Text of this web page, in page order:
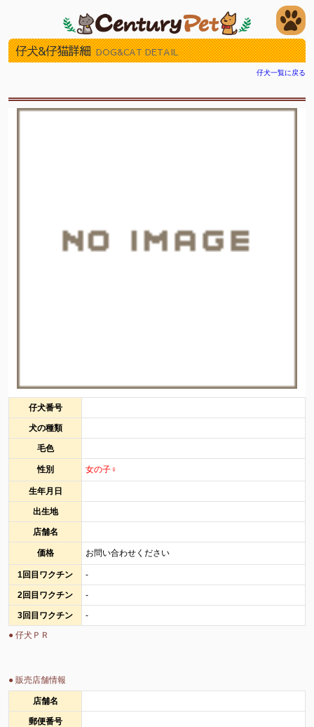
仔犬&仔猫詳細 DOG&CAT DETAIL
仔犬一覧に戻る
仔犬番号
犬の種類
毛色
性別 女の子♀
生年月日
出生地
店舗名
価格 お問い合わせください
1回目ワクチン -
2回目ワクチン -
3回目ワクチン
-
● 仔犬ＰＲ
● 販売店舗情報
店舗名
郵便番号